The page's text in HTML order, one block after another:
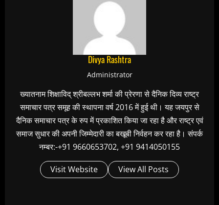
Divya Rashtra
Administrator
ख्यातनाम शिक्षाविद् श्रीबल्लभ शर्मा की प्रेरणा से दैनिक दिव्य राष्ट्र
समाचार पत्र समूह की स्थापना वर्ष 2016 में हुई थी। यह जयपुर से
दैनिक समाचार पत्र के रुप में प्रकाशित किया जा रहा है और राष्ट्र एवं
समाज सुधार की अपनी जिम्मेदारी का बखूबी निर्वहन कर रहा है। संपर्क
नम्बर:-+91 9660653702, +91 9414050155
Visit Website View All Posts